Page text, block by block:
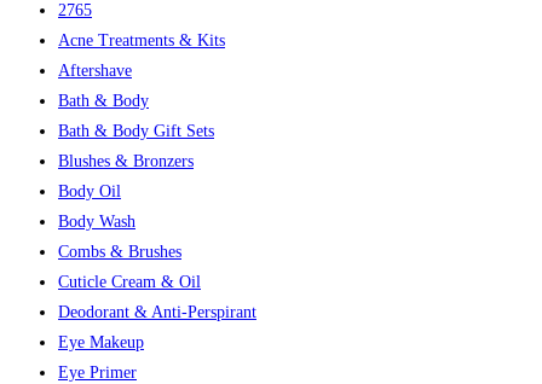
2765
Acne Treatments & Kits
Aftershave
Bath & Body
Bath & Body Gift Sets
Blushes & Bronzers
Body Oil
Body Wash
Combs & Brushes
Cuticle Cream & Oil
Deodorant & Anti-Perspirant
Eye Makeup
Eye Primer